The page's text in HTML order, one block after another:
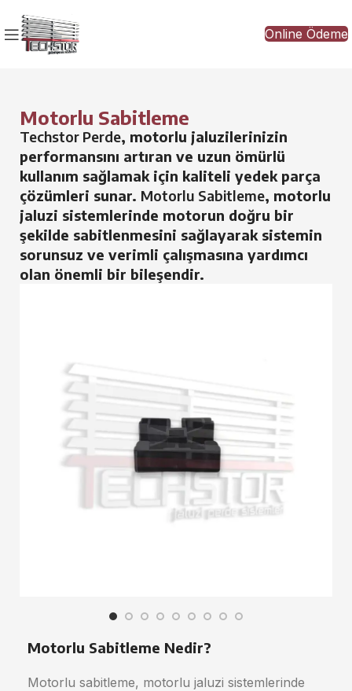
Online Ödeme
Motorlu Sabitleme
Techstor Perde, motorlu jaluzilerinizin
performansını artıran ve uzun ömürlü
kullanım sağlamak için kaliteli yedek parça
çözümleri sunar. Motorlu Sabitleme, motorlu
jaluzi sistemlerinde motorun doğru bir
şekilde sabitlenmesini sağlayarak sistemin
sorunsuz ve verimli çalışmasına yardımcı
olan önemli bir bileşendir.
Motorlu Sabitleme Nedir?
Motorlu sabitleme, motorlu jaluzi sistemlerinde